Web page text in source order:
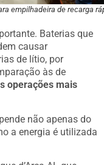
empilhadeira de recarga
Baterias que
causar
de lítio, por
às de
operações mais
não apenas do
a energia é utilizada